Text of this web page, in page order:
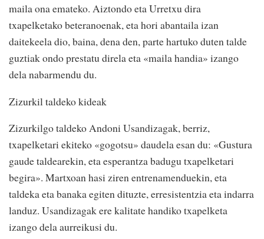
maila ona emateko. Aiztondo eta Urretxu dira
txapelketako beteranoenak, eta hori abantaila izan
daitekeela dio, baina, dena den, parte hartuko duten talde
guztiak ondo prestatu direla eta «maila handia» izango
dela nabarmendu du.
Zizurkil taldeko kideak
Zizurkilgo taldeko Andoni Usandizagak, berriz,
txapelketari ekiteko «gogotsu» daudela esan du: «Gustura
gaude taldearekin, eta esperantza badugu txapelketari
begira». Martxoan hasi ziren entrenamenduekin, eta
taldeka eta banaka egiten dituzte, erresistentzia eta indarra
landuz. Usandizagak ere kalitate handiko txapelketa
izango dela aurreikusi du.